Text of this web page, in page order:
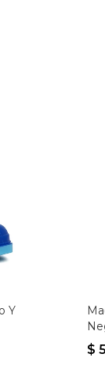
Y
$